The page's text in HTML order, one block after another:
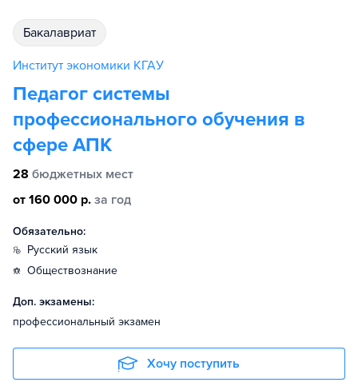
бакалавриат
Институт экономики КГАУ
Педагог системы
профессионального обучения в
сфере АПК
28 бюджетных мест
от 160 000 р. за год
Обязательно:
русский язык
обществознание
Доп. экзамены:
профессиональный экзамен
Хочу поступить